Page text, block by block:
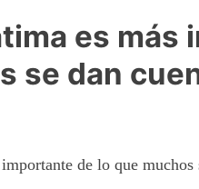
es
se dan
de lo que muchos